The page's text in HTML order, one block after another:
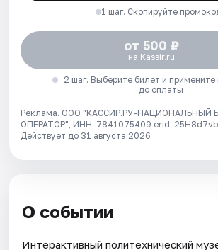
1 шаг. Скопируйте
от 500 ₽
на Kassir.ru
2 шаг. Выберите билет и
до оплаты
Реклама. ООО "КАССИР.РУ-НАЦИОНАЛЬНЫЙ
ОПЕРАТОР", ИНН: 7841075409 erid:
Действует до 31 августа 2026
О событии
Интерактивный политехнический